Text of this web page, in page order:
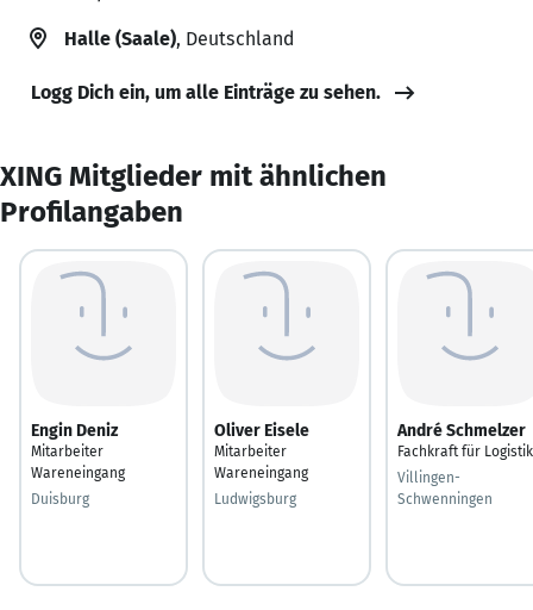
Halle (Saale), Deutschland
Logg Dich ein, um alle Einträge zu sehen.
XING Mitglieder mit ähnlichen
Profilangaben
Engin Deniz
Mitarbeiter
Wareneingang
Duisburg
Oliver Eisele
Mitarbeiter
Wareneingang
Ludwigsburg
André Schmelzer
Fachkraft für Logistik
Villingen-
Schwenningen